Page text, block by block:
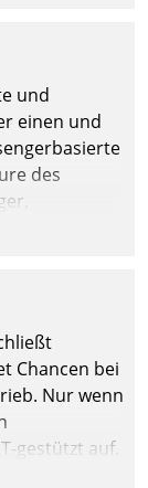
und
einen und
des
oder
Chancen bei
Nur wenn
gestützt auf.